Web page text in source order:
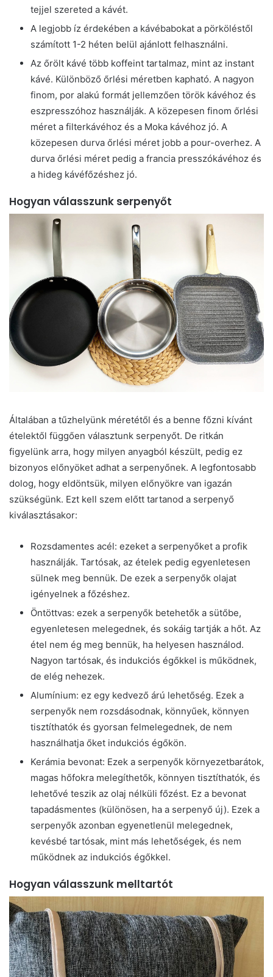
tejjel szereted a kávét.
A legjobb íz érdekében a kávébabokat a pörköléstől
számított 1-2 héten belül ajánlott felhasználni.
Az őrölt kávé több koffeint tartalmaz, mint az instant
kávé. Különböző őrlési méretben kapható. A nagyon
finom, por alakú formát jellemzően török kávéhoz és
eszpresszóhoz használják. A közepesen finom őrlési
méret a filterkávéhoz és a Moka kávéhoz jó. A
közepesen durva őrlési méret jobb a pour-overhez. A
durva őrlési méret pedig a francia presszókávéhoz és
a hideg kávéfőzéshez jó.
Hogyan válasszunk serpenyőt
Általában a tűzhelyünk méretétől és a benne főzni kívánt
ételektől függően választunk serpenyőt. De ritkán
figyelünk arra, hogy milyen anyagból készült, pedig ez
bizonyos előnyöket adhat a serpenyőnek. A legfontosabb
dolog, hogy eldöntsük, milyen előnyökre van igazán
szükségünk. Ezt kell szem előtt tartanod a serpenyő
kiválasztásakor:
Rozsdamentes acél: ezeket a serpenyőket a profik
használják. Tartósak, az ételek pedig egyenletesen
sülnek meg bennük. De ezek a serpenyők olajat
igényelnek a főzéshez.
Öntöttvas: ezek a serpenyők betehetők a sütőbe,
egyenletesen melegednek, és sokáig tartják a hőt. Az
étel nem ég meg bennük, ha helyesen használod.
Nagyon tartósak, és indukciós égőkkel is működnek,
de elég nehezek.
Alumínium: ez egy kedvező árú lehetőség. Ezek a
serpenyők nem rozsdásodnak, könnyűek, könnyen
tisztíthatók és gyorsan felmelegednek, de nem
használhatja őket indukciós égőkön.
Kerámia bevonat: Ezek a serpenyők környezetbarátok,
magas hőfokra melegíthetők, könnyen tisztíthatók, és
lehetővé teszik az olaj nélküli főzést. Ez a bevonat
tapadásmentes (különösen, ha a serpenyő új). Ezek a
serpenyők azonban egyenetlenül melegednek,
kevésbé tartósak, mint más lehetőségek, és nem
működnek az indukciós égőkkel.
Hogyan válasszunk melltartót